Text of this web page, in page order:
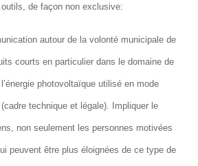
de façon non exclusive:
autour de la volonté municipale de
courts en particulier dans le domaine de
l’énergie photovoltaïque utilisé en mode
technique et légale). Impliquer le
non seulement les personnes motivées
peuvent être plus éloignées de ce type de